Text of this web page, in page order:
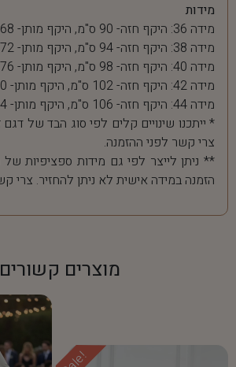
מידות
מידה 36: היקף חזה- 90 ס"מ, היקף מותן- 68 ס"מ
מידה 38: היקף חזה- 94 ס"מ, היקף מותן- 72 ס"מ
מידה 40: היקף חזה- 98 ס"מ, היקף מותן- 76 ס"מ
מידה 42: היקף חזה- 102 ס"מ, היקף מותן- 80 ס"מ
מידה 44: היקף חזה- 106 ס"מ, היקף מותן- 84 ס"מ
* ייתכנו שינויים קלים לפי סוג הבד של
צרי קשר לפני ההזמנה.
** ניתן לייצר לפי גם מידות ספציפיות
הזמנה במידה אישית לא ניתן להחזיר. צרי
מוצרים קשורים